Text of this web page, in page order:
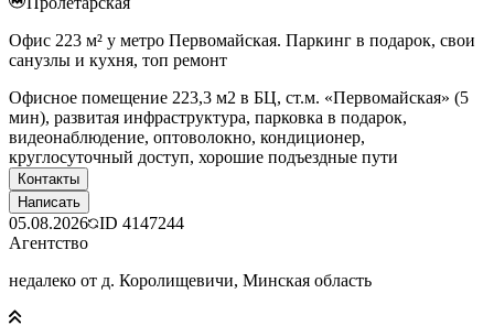
Офис 223 м² у метро Первомайская. Паркинг в подарок, свои
санузлы и кухня, топ ремонт
Офисное помещение 223,3 м2 в БЦ, ст.м. «Первомайская» (5
мин), развитая инфраструктура, парковка в подарок,
видеонаблюдение, оптоволокно, кондиционер,
круглосуточный доступ, хорошие подъездные пути
Контакты
Написать
05.08.2026 ID 4147244
Агентство
недалеко от д. Королищевичи, Минская область